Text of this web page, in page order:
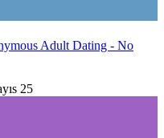
Adult Dating - No
25